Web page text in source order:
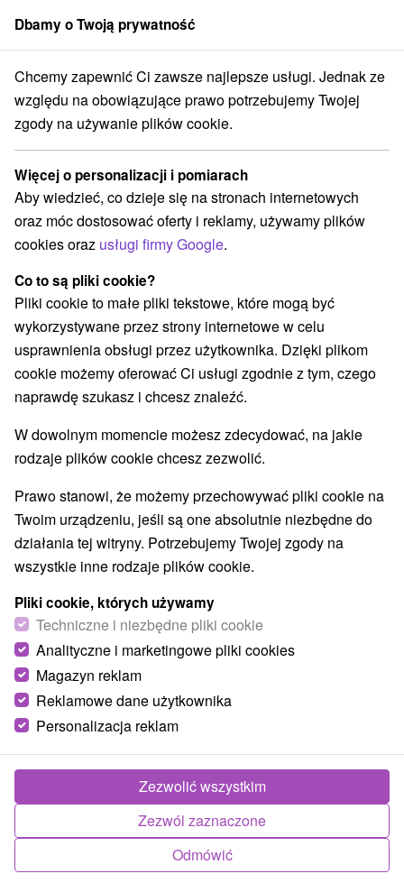
członek grupySorger
na Słowacji Pola golfowe Stredné Slovensko Žilinský kraj
Pola golfowe Žilinský kraj
Kategorie
Wszystkie kategorie
Miejsca sakralne(2)
Wieże obserwacyjne i chodniki(14)
Zamki, pałace, ruiny (13)
Loty widokowe i rejsy wycieczkowe(3) Sporty(15)
Jazda konna(3) Skanseny (11) Teatry(1)
Chaty górskie (8) Zamki(3)
Areny laserowe i paintball (3) Rafting, rafting, rafting(3)
Obiekty architektoniczne(3) Ośrodek narciarski
Parki miejskie i zamkowe
Pola golfowe (1) Tory gokartowe(1)
Amfiteatry i kina w przyrodzie (2)
Tory bobslejowe(3) Kolejki linowe(6)
Atrakcje z adrenaliną(28) Atrakcje turystyczne(33)
Muzea i galerie(13)
Ogrody zoologiczne i fermy zwierząt(3)
Ogrody botaniczne(2) Escaperoom
Jeziora, jeziora, zbiorniki wodne (9)
Atrakcje dla dzieci(53) Zabytki techniki(7)
Wodospady(13) Kościoły drewniane
Aquaparki, baseny(11) Planetarium i obserwatorium
Ośrodki i miasteczka dziecięce
Wsie i miasta
Valča(1)
Dbamy o Twoją prywatność
Chcemy zapewnić Ci zawsze najlepsze usługi. Jednak ze
względu na obowiązujące prawo potrzebujemy Twojej
zgody na używanie plików cookie.
Więcej o personalizacji i pomiarach
Aby wiedzieć, co dzieje się na stronach internetowych
oraz móc dostosować oferty i reklamy, używamy plików
cookies oraz usługi firmy Google.
Co to są pliki cookie?
Pliki cookie to małe pliki tekstowe, które mogą być
wykorzystywane przez strony internetowe w celu
usprawnienia obsługi przez użytkownika. Dzięki plikom
cookie możemy oferować Ci usługi zgodnie z tym, czego
naprawdę szukasz i chcesz znaleźć.
W dowolnym momencie możesz zdecydować, na jakie
rodzaje plików cookie chcesz zezwolić.
Prawo stanowi, że możemy przechowywać pliki cookie na
Twoim urządzeniu, jeśli są one absolutnie niezbędne do
działania tej witryny. Potrzebujemy Twojej zgody na
wszystkie inne rodzaje plików cookie.
Pliki cookie, których używamy
Techniczne i niezbędne pliki cookie
Analityczne i marketingowe pliki cookies
Magazyn reklam
Reklamowe dane użytkownika
Personalizacja reklam
Odmówić
Zezwól zaznaczone
Zezwolić wszystkim